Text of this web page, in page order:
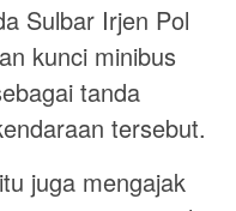
Sulbar Irjen Pol
kunci minibus
tanda
tersebut.
juga mengajak